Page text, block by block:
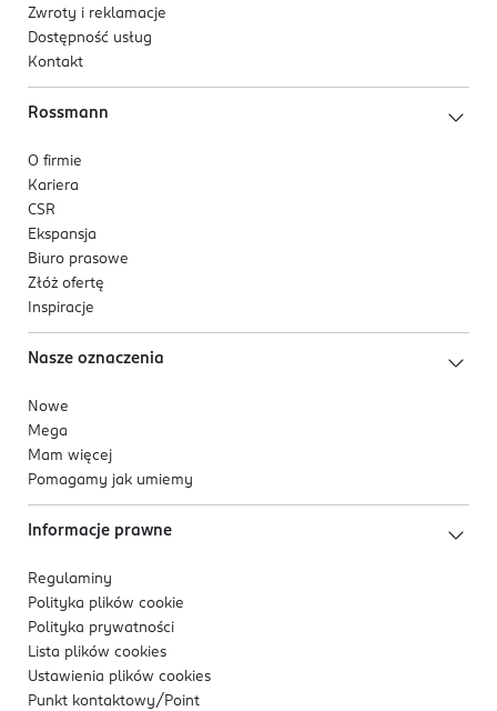
Zwroty i reklamacje
Dostępność usług
Kontakt
Rossmann
O firmie
Kariera
CSR
Ekspansja
Biuro prasowe
Złóż ofertę
Inspiracje
Nasze oznaczenia
Nowe
Mega
Mam więcej
Pomagamy jak umiemy
Informacje prawne
Regulaminy
Polityka plików cookie
Polityka prywatności
Lista plików cookies
Ustawienia plików cookies
Punkt kontaktowy/ Point